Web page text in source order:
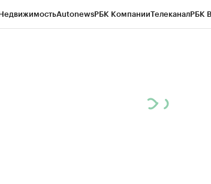
AutonewsРБК КомпанииТелеканалРБК